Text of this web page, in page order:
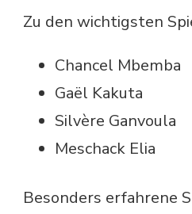
Zu den wichtigsten
Chancel Mbemba
Gaël Kakuta
Silvère Ganvoula
Meschack Elia
Besonders erfahrene